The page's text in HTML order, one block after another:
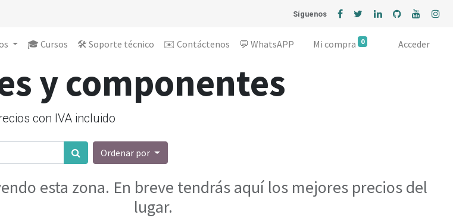
Síguenos
🎓 Cursos 🛠️ Soporte técnico ✉️ Contáctenos 💬 WhatsAPP Mi compra 0 Acceder
y componentes
con IVA incluido
Ordenar por
esta zona. En breve tendrás aquí los mejores precios del
lugar.